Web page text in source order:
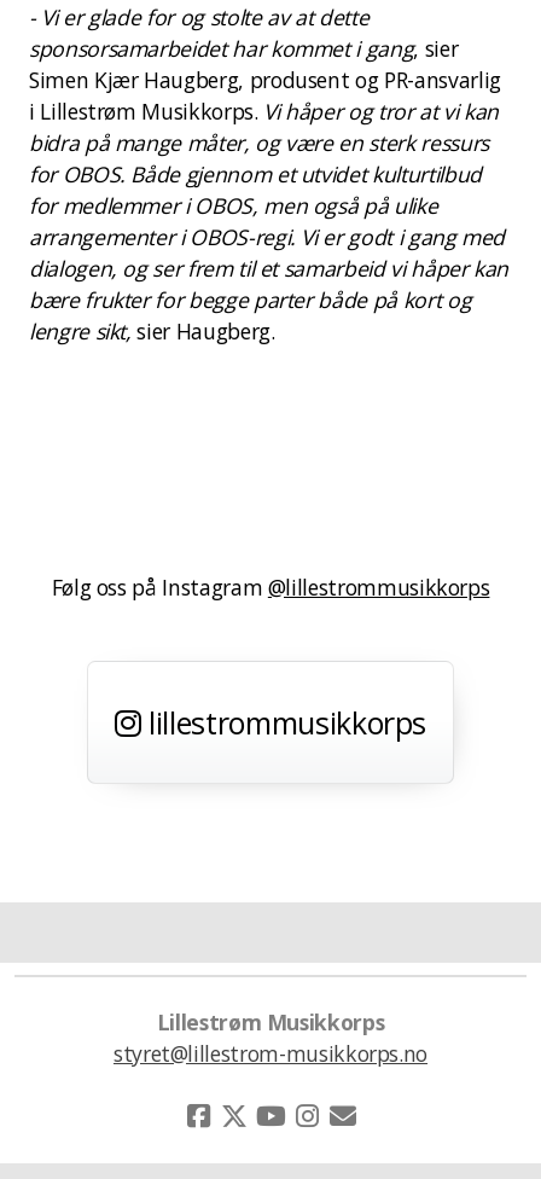
- Vi er glade for og stolte av at dette
sponsorsamarbeidet har kommet i gang, sier
Simen Kjær Haugberg, produsent og PR-ansvarlig
i Lillestrøm Musikkorps. Vi håper og tror at vi kan
bidra på mange måter, og være en sterk ressurs
for OBOS. Både gjennom et utvidet kulturtilbud
for medlemmer i OBOS, men også på ulike
arrangementer i OBOS-regi. Vi er godt i gang med
dialogen, og ser frem til et samarbeid vi håper kan
bære frukter for begge parter både på kort og
lengre sikt,sier Haugberg.
Følg oss på Instagram @lillestrommusikkorps
lillestrommusikkorps
Lillestrøm Musikkorps
styret@lillestrom-musikkorps.no